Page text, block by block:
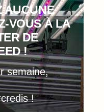
AUCUNE
VOUS À LA
DE
!
semaine,
!